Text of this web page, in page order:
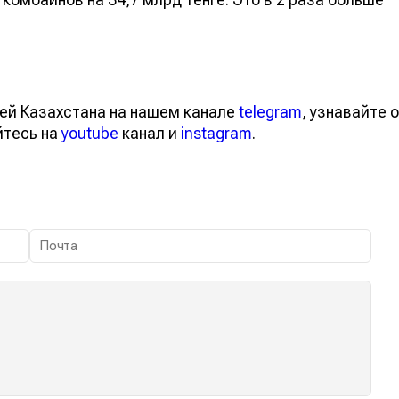
Казахстана на нашем канале telegram, узнавайте о
наyoutube канал и instagram.